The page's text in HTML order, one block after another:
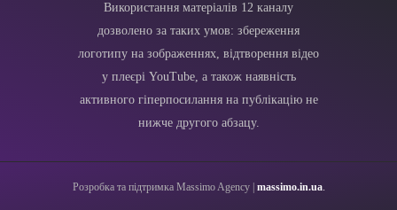
Використання матеріалів 12 каналу
дозволено за таких умов: збереження
логотипу на зображеннях, відтворення відео
у плеєрі YouTube, а також наявність
активного гіперпосилання на публікацію не
нижче другого абзацу.
Розробка та підтримка Massimo Agency | massimo.in.ua.